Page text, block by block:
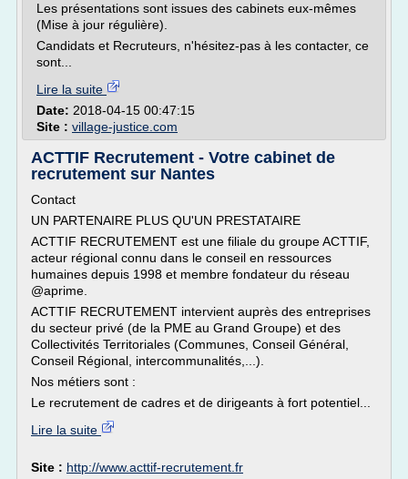
Les présentations sont issues des cabinets eux-mêmes
(Mise à jour régulière).
Candidats et Recruteurs, n'hésitez-pas à les contacter, ce
sont...
Lire la suite
Date: 2018-04-15 00:47:15
Site : village-justice.com
ACTTIF Recrutement - Votre cabinet de
recrutement sur Nantes
Contact
UN PARTENAIRE PLUS QU'UN PRESTATAIRE
ACTTIF RECRUTEMENT est une filiale du groupe ACTTIF,
acteur régional connu dans le conseil en ressources
humaines depuis 1998 et membre fondateur du réseau
@aprime.
ACTTIF RECRUTEMENT intervient auprès des entreprises
du secteur privé (de la PME au Grand Groupe) et des
Collectivités Territoriales (Communes, Conseil Général,
Conseil Régional, intercommunalités,...).
Nos métiers sont :
Le recrutement de cadres et de dirigeants à fort potentiel...
Lire la suite
Site : http://www.acttif-recrutement.fr